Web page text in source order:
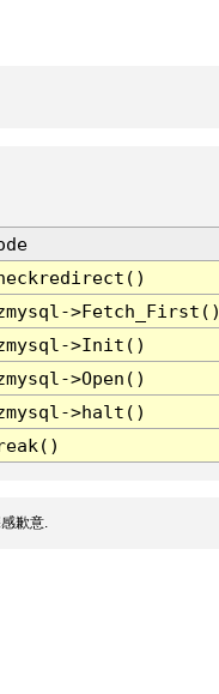
>Init()
>Open()
>halt()
歉意.